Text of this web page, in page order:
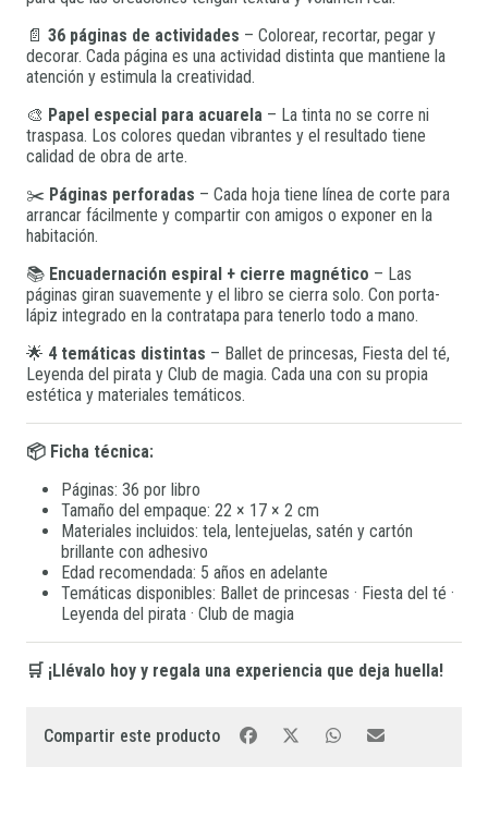
📄 36 páginas de actividades – Colorear, recortar, pegar y
decorar. Cada página es una actividad distinta que mantiene la
atención y estimula la creatividad.
🎨 Papel especial para acuarela – La tinta no se corre ni
traspasa. Los colores quedan vibrantes y el resultado tiene
calidad de obra de arte.
✂️ Páginas perforadas – Cada hoja tiene línea de corte para
arrancar fácilmente y compartir con amigos o exponer en la
habitación.
📚 Encuadernación espiral + cierre magnético – Las
páginas giran suavemente y el libro se cierra solo. Con porta-
lápiz integrado en la contratapa para tenerlo todo a mano.
🌟 4 temáticas distintas – Ballet de princesas, Fiesta del té,
Leyenda del pirata y Club de magia. Cada una con su propia
estética y materiales temáticos.
📦 Ficha técnica:
Páginas: 36 por libro
Tamaño del empaque: 22 × 17 × 2 cm
Materiales incluidos: tela, lentejuelas, satén y cartón
brillante con adhesivo
Edad recomendada: 5 años en adelante
Temáticas disponibles: Ballet de princesas · Fiesta del té ·
Leyenda del pirata · Club de magia
🛒 ¡Llévalo hoy y regala una experiencia que deja huella!
Compartir este producto